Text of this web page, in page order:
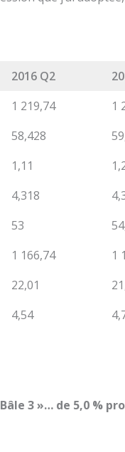
2016 Q2
1 219,74 1
58,428
1,11
4,318
53
1 166,74 1
22,01
4,54
3 »… de 5,0 %